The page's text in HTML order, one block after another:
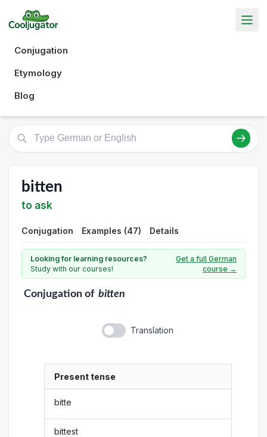
Conjugation
Etymology
Blog
bitten
to ask
Conjugation Examples (47) Details
Looking for learning resources?
Study with our courses!
Get a full German
course →
Conjugationof bitten
Translation
Present tense
bitte
bittest